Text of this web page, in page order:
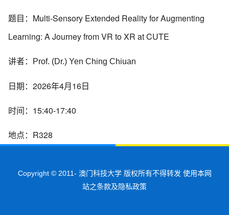
题目：Multi-Sensory Extended Reality for Augmenting
Learning: A Journey from VR to XR at CUTE
讲者： Prof. (Dr.) Yen Ching Chiuan
日期：2026年4月16日
时间：15:40-17:40
地点：R328
Copyright © 2011- 澳门科技大学 版权所有不得转发 使用本网
站之条款及隐私政策